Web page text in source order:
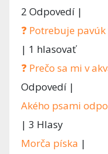
2 Odpovedí |
❓ Potrebuje
| 1 hlasovať
❓ Prečo sa mi v
Odpovedí |
Akého psami
| 3 Hlasy
Morča píska |